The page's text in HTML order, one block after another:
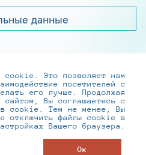
данные
8-800-250-0-260
,hr@infotecs.ru
ул., 2Б строение 1
cookie. Это позволяет нам
посетителей с
его лучше. Продолжая
сайтом, Вы соглашаетесь с
cookie. Тем не менее, Вы
отключить файлы cookie в
Вашего браузера.
Ок